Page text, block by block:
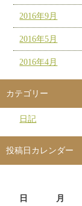
2016年9月
2016年5月
2016年4月
カテゴリー
日記
投稿日カレンダー
日 月